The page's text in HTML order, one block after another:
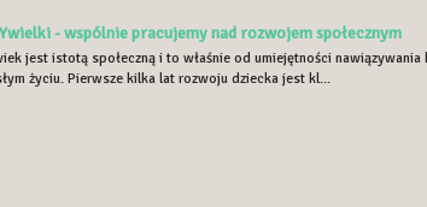
- wspólnie pracujemy nad rozwojem społecznym
jest istotą społeczną i to właśnie od umiejętności
życiu. Pierwsze kilka lat rozwoju dziecka jest kl...